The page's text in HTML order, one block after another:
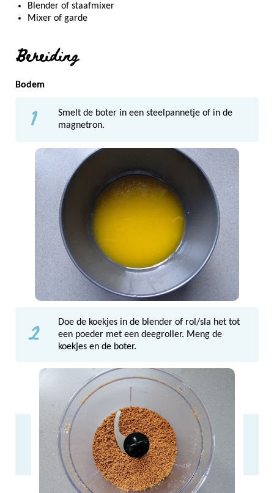
Blender of staafmixer
Mixer of garde
Bereiding
Bodem
1
Smelt de boter in een steelpannetje of in de
magnetron.
2
Doe de koekjes in de blender of rol/sla het tot
een poeder met een deegroller. Meng de
koekjes en de boter.